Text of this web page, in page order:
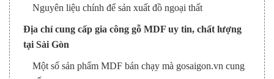
Nguyên liệu chính để sản xuất đồ ngoại thất
Địa chỉ cung cấp gia công gỗ MDF uy tin, chất lượng
tại Sài Gòn
Một số sản phẩm MDF bán chạy mà gosaigon.vn cung